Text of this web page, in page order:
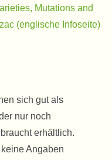
Mutations and
(englische Infoseite)
sich gut als
nur noch
erhältlich.
Angaben